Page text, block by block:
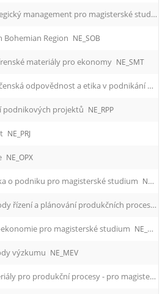
NE_STM Strategický management pro magisterské studium
Bohemian Region NE_SOB
materiály pro ekonomy NE_SMT
NE_SEP Společenská odpovědnost a etika v podnikání
podnikových projektů NE_RPP
NE_PRJ
NE_OPX
o podniku pro magisterské studium NE_NOP
NE_MPR Metody řízení a plánování produkčních procesů – pro magisterské studium
pro magisterské studium NE_MIE
výzkumu NE_MEV
NE_MAS Materiály pro produkční procesy - pro magisterské studium